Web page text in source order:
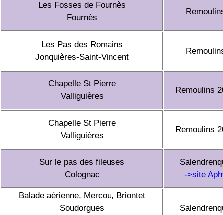
Les Fosses de Fournès
Fournès
Les Pas des Romains
Jonquières-Saint-Vincent
Chapelle St Pierre
Valliguières
Remoulins
Chapelle St Pierre
Valliguières
Remoulins
Sur le pas des fileuses
Colognac
->site
Balade aérienne, Mercou, Briontet
Soudorgues